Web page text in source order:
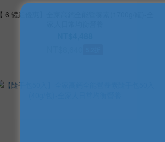
【 6 罐組優惠】全家高鈣全能營養素(1700g/罐)-全